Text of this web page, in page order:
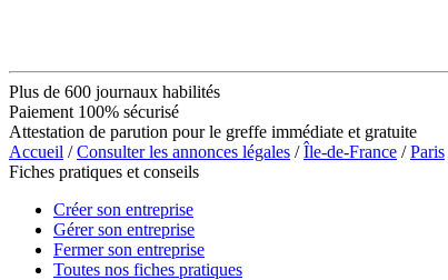
Plus de 600 journaux habilités
Paiement 100% sécurisé
Attestation de parution pour le greffe immédiate et gratuite
Accueil /Consulter les annonces légales /Île-de-France /Paris
Fiches pratiques et conseils
Créer son entreprise
Gérer son entreprise
Fermer son entreprise
Toutes nos fiches pratiques